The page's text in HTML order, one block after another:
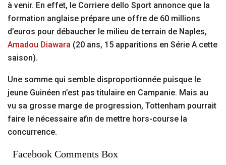
à venir. En effet, le Corriere dello Sport annonce que la
formation anglaise prépare une offre de 60 millions
d’euros pour débaucher le milieu de terrain de Naples,
Amadou Diawara (20 ans, 15 apparitions en Série A cette
saison).
Une somme qui semble disproportionnée puisque le
jeune Guinéen n’est pas titulaire en Campanie. Mais au
vu sa grosse marge de progression, Tottenham pourrait
faire le nécessaire afin de mettre hors-course la
concurrence.
Facebook Comments Box